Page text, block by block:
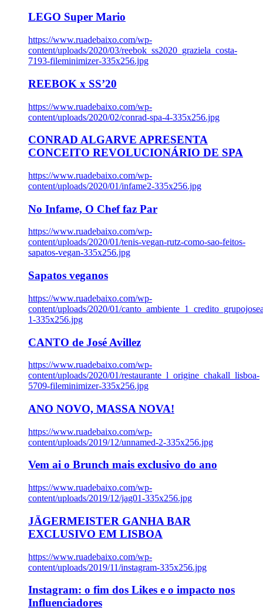
LEGO Super Mario
https://www.ruadebaixo.com/wp-
content/uploads/2020/03/reebok_ss2020_graziela_costa-
7193-fileminimizer-335x256.jpg
REEBOK x SS’20
https://www.ruadebaixo.com/wp-
content/uploads/2020/02/conrad-spa-4-335x256.jpg
CONRAD ALGARVE APRESENTA
CONCEITO REVOLUCIONÁRIO DE SPA
https://www.ruadebaixo.com/wp-
content/uploads/2020/01/infame2-335x256.jpg
No Infame, O Chef faz Par
https://www.ruadebaixo.com/wp-
content/uploads/2020/01/tenis-vegan-rutz-como-sao-feitos-
sapatos-vegan-335x256.jpg
Sapatos veganos
https://www.ruadebaixo.com/wp-
content/uploads/2020/01/
1-335x256.jpg
CANTO de José Avillez
https://www.ruadebaixo.com/wp-
content/uploads/2020/01/restaurante_l_origine_chakall_lisboa-
5709-fileminimizer-335x256.jpg
ANO NOVO, MASSA NOVA!
https://www.ruadebaixo.com/wp-
content/uploads/2019/12/unnamed-2-335x256.jpg
Vem ai o Brunch mais exclusivo do ano
https://www.ruadebaixo.com/wp-
content/uploads/2019/12/jag01-335x256.jpg
JÄGERMEISTER GANHA BAR
EXCLUSIVO EM LISBOA
https://www.ruadebaixo.com/wp-
content/uploads/2019/11/instagram-335x256.jpg
Instagram: o fim dos Likes e o impacto nos
Influenciadores